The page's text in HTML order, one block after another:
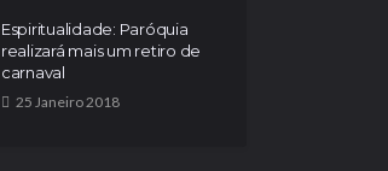
Espiritualidade: Paróquia
realizará mais um retiro de
carnaval
25 Janeiro 2018